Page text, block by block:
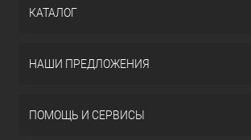
КАТАЛОГ
НАШИ ПРЕДЛОЖЕНИЯ
ПОМОЩЬ И СЕРВИСЫ